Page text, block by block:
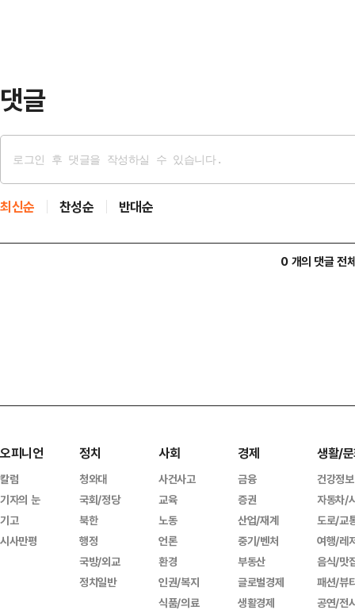
댓글
최신순 찬성순 반대순
0 개의 댓글 전
오피니언
칼럼
기자의 눈
기고
시사만평
정치
청와대
국회/정당
북한
행정
국방/외교
정치일반
사회
사건사고
교육
노동
언론
환경
인권/복지
식품/의료
경제
금융
증권
산업/재계
중기/벤처
부동산
글로벌경제
생활경제
생활/
건강정보
자동차/
도로/교
여행/레
음식/맛
패션/뷰
공연/전